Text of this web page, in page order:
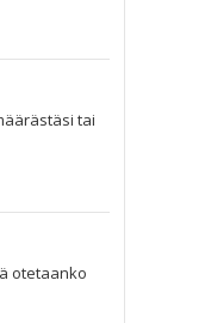
tai
otetaanko